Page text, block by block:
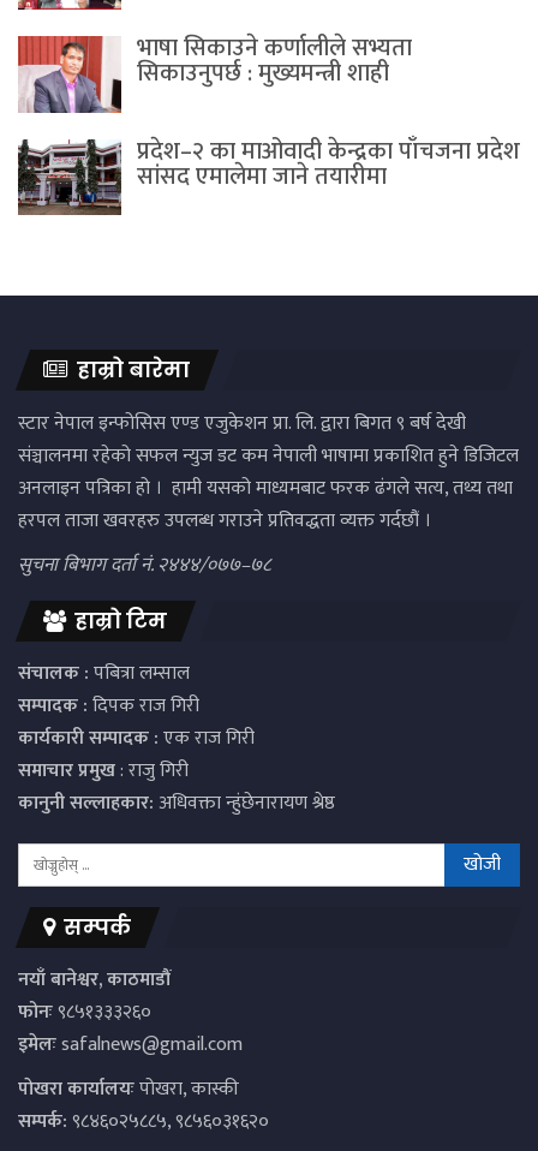
भाषा सिकाउने कर्णालीले सभ्यता
सिकाउनुपर्छ : मुख्यमन्त्री शाही
प्रदेश–२ का माओवादी केन्द्रका पाँचजना प्रदेश
सांसद एमालेमा जाने तयारीमा
हाम्रो बारेमा
स्टार नेपाल इन्फोसिस एण्ड एजुकेशन प्रा. लि. द्वारा बिगत ९ बर्ष देखी
संञ्चालनमा रहेको सफल न्युज डट कम नेपाली भाषामा प्रकाशित हुने डिजिटल
अनलाइन पत्रिका हो । हामी यसको माध्यमबाट फरक ढंगले सत्य, तथ्य तथा
हरपल ताजा खवरहरु उपलब्ध गराउने प्रतिवद्धता व्यक्त गर्दछौं ।
सुचना बिभाग दर्ता नं. २४४४/०७७–७८
हाम्रो टिम
संचालक :पबित्रा लम्साल
सम्पादक :दिपक राज गिरी
कार्यकारी सम्पादक :एक राज गिरी
समाचार प्रमुख: राजु गिरी
कानुनी सल्लाहकार:अधिवक्ता न्हुंछेनारायण श्रेष्ठ
सम्पर्क
नयाँ बानेश्वर, काठमाडौं
फोनः९८५१३३३२६०
इमेलःsafalnews@gmail.com
पाेखरा कार्यालयःपोखरा, कास्की
सम्पर्क:९८४६०२५८८५, ९८५६०३१६२०